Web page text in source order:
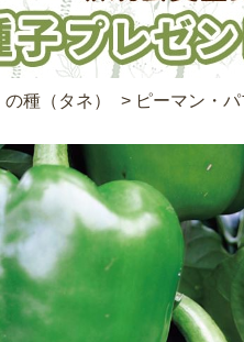
種（タネ） > ピーマン・